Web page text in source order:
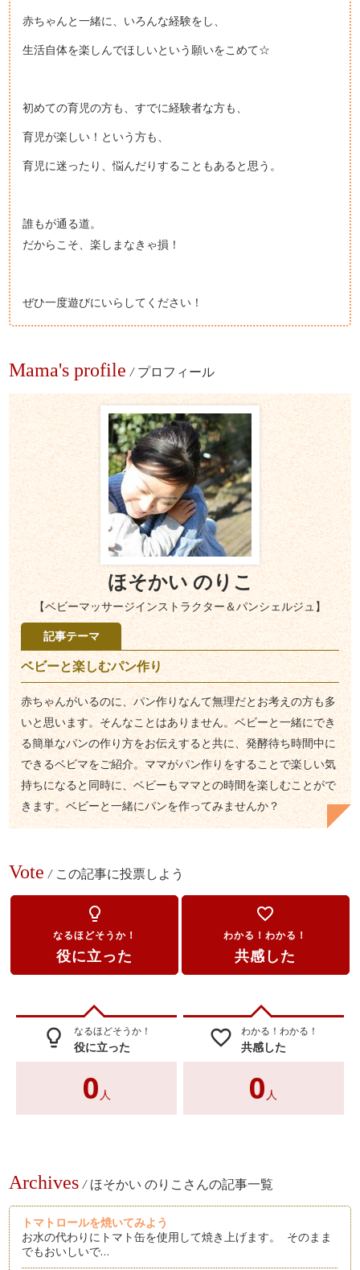
赤ちゃんと一緒に、いろんな経験をし、
生活自体を楽しんでほしいという願いをこめて☆
初めての育児の方も、すでに経験者な方も、
育児が楽しい！という方も、
育児に迷ったり、悩んだりすることもあると思う。
誰もが通る道。
だからこそ、楽しまなきゃ損！
ぜひ一度遊びにいらしてください！
Mama's profile / プロフィール
ほそかい のりこ
【ベビーマッサージインストラクター＆パンシェルジュ】
記事テーマ
ベビーと楽しむパン作り
赤ちゃんがいるのに、パン作りなんて無理だとお考えの方も多
いと思います。そんなことはありません。ベビーと一緒にでき
る簡単なパンの作り方をお伝えすると共に、発酵待ち時間中に
できるベビマをご紹介。ママがパン作りをすることで楽しい気
持ちになると同時に、ベビーもママとの時間を楽しむことがで
きます。ベビーと一緒にパンを作ってみませんか？
Vote / この記事に投票しよう
lightbulb_outline
なるほどそうか！
役に立った
favorite_border
わかる！わかる！
共感した
lightbulb_outline なるほどそうか！
役に立った
0 人
favorite_border わかる！わかる！
共感した
0 人
Archives / ほそかい のりこさんの記事一覧
トマトロールを焼いてみよう
お水の代わりにトマト缶を使用して焼き上げます。 そのまま
でもおいしいで…